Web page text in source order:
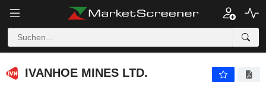
IVANHOE MINES LTD.
IVANHOE MINES LTD.